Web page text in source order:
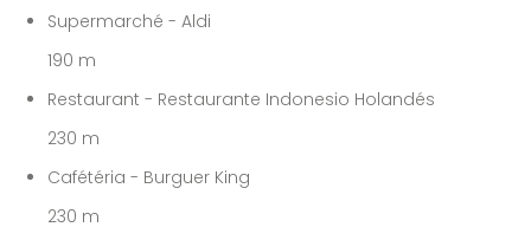
Supermarché - Aldi
190 m
Restaurant - Restaurante Indonesio Holandés
230 m
Cafétéria - Burguer King
230 m